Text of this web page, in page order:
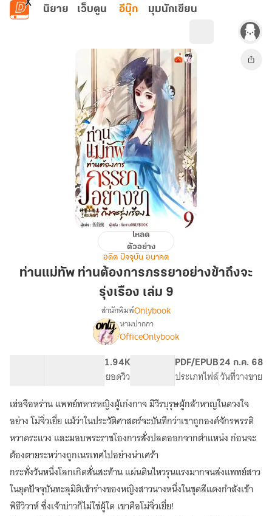
ข้ามไปยังเนื้อหาหลัก
นิยาย เว็บตูน อีบุ๊ก มุมนักเขียน
ท่าน
ภรรยา
9
โหลด
ตัวอย่าง
อดีต ปัจจุบัน อนาคต
ท่านแม่ทัพ ท่านต้องการภรรยาอย่างข้าถึงจะ
รุ่งเรือง เล่ม 9
เรื่อง[จบ]ท่าน
แม่ทัพ
ข้า
ถึง
จะ
รุ่งเรือง
สำนักพิมพ์Onlybook
นามปากกา
OfficeOnlybook
1.94K
ยอดวิว
PDF/EPUB
ประเภทไฟล์
24 ก.ค. 68
วันที่วางขาย
เฮ่อจือหร่าน แพทย์ทหารหญิงผู้เก่งกาจ มีวีรบุรุษผู้กล้าหาญในดวงใจ
อย่าง โม่จิ่วเยี่ย แม้ว่าในประวัติศาสตร์จะบันทึกว่าเขาถูกองค์จักรพรรดิ
หวาดระแวง และมอบพระราชโองการสั่งปลดออกจากตำแหน่ง ก่อนจะ
ต้องตายระหว่างถูกเนรเทศไปอย่างน่าเศร้า
กระทั่งวันหนึ่งโลกเกิดสั่นสะท้าน แผ่นดินไหวรุนแรงมากจนส่งแพทย์สาว
ในยุคปัจจุบันทะลุมิติเข้าร่างของหญิงสาวนางหนึ่งในชุดสีแดงกำลังเข้า
พิธีวิวาห์ ซึ่งเจ้าบ่าวก็ไม่ใช่ผู้ใด เขาคือโม่จิ่วเยี่ย!